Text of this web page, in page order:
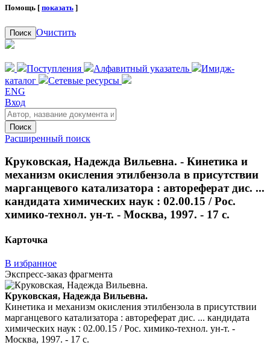
Помощь [ показать ]
Поиск Очистить
Поступления Алфавитный указатель
Имидж-
каталог
Сетевые ресурсы
ENG
Вход
Поиск
Расширенный поиск
Круковская, Надежда Вильевна. - Кинетика и
механизм окисления этилбензола в присутствии
марганцевого катализатора : автореферат дис. ...
кандидата химических наук : 02.00.15 / Рос.
химико-технол. ун-т. - Москва, 1997. - 17 с.
Карточка
В избранное
Экспресс-заказ фрагмента
Круковская, Надежда Вильевна.
Кинетика и механизм окисления этилбензола в присутствии
марганцевого катализатора : автореферат дис. ... кандидата
химических наук : 02.00.15 / Рос. химико-технол. ун-т. -
Москва, 1997. - 17 с.